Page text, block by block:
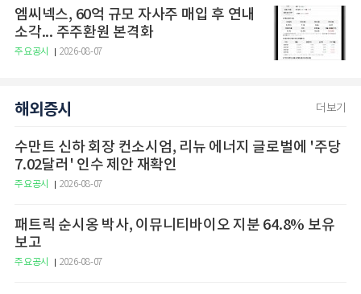
엠씨넥스, 60억 규모 자사주 매입 후 연내
소각... 주주환원 본격화
주요공시 2026-08-07
해외증시 더보기
수만트 신하 회장 컨소시엄, 리뉴 에너지 글로벌에 '주당
7.02달러' 인수 제안 재확인
주요공시 2026-08-07
패트릭 순시옹 박사, 이뮤니티바이오 지분 64.8% 보유
보고
주요공시 2026-08-07